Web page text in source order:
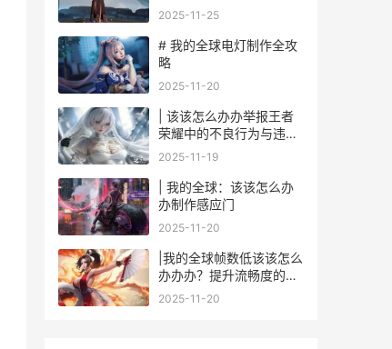
2025-11-25
# 我的全球电灯制作全攻
略
2025-11-20
| 该该怎么办办举报王者
荣耀中的不良行为与违规
玩家
2025-11-19
| 我的全球：该该怎么办
办制作感应门
2025-11-20
|我的全球帧数低该该怎么
办办办？提升流畅度的解
决方案|
2025-11-20